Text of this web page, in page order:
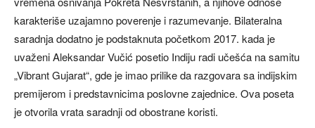
karakteriše uzajamno poverenje i razumevanje. Bilateralna
saradnja dodatno je podstaknuta početkom 2017. kada je
uvaženi Aleksandar Vučić posetio Indiju radi učešća na samitu
„Vibrant Gujarat“, gde je imao prilike da razgovara sa indijskim
premijerom i predstavnicima poslovne zajednice. Ova poseta
je otvorila vrata saradnji od obostrane koristi.